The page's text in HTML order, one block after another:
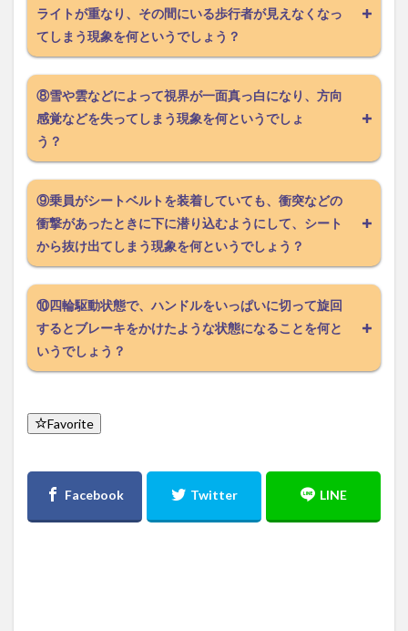
ライトが重なり、その間にいる歩行者が見えなくなっ
てしまう現象を何というでしょう？
⑧雪や雲などによって視界が一面真っ白になり、方向
感覚などを失ってしまう現象を何というでしょ
う？
⑨乗員がシートベルトを装着していても、衝突などの
衝撃があったときに下に潜り込むようにして、シート
から抜け出てしまう現象を何というでしょう？
⑩四輪駆動状態で、ハンドルをいっぱいに切って旋回
するとブレーキをかけたような状態になることを何と
いうでしょう？
Favorite